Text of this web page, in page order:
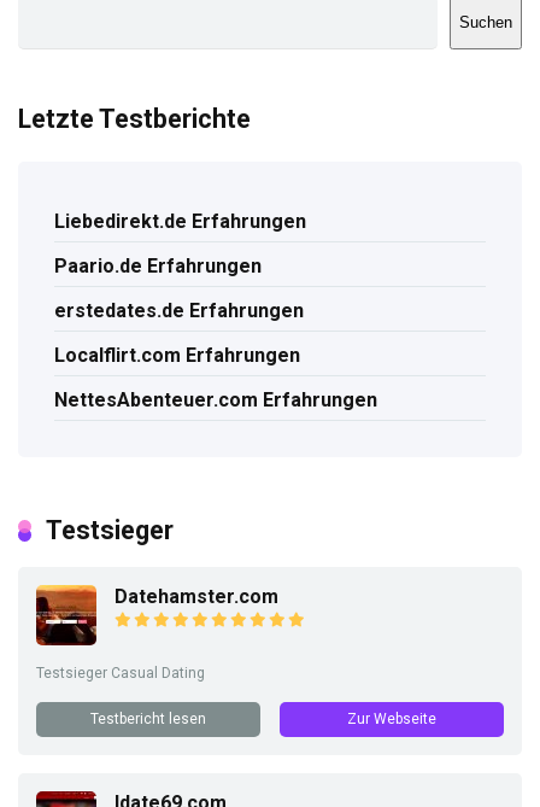
Suchen
Letzte Testberichte
Liebedirekt.de Erfahrungen
Paario.de Erfahrungen
erstedates.de Erfahrungen
Localflirt.com Erfahrungen
NettesAbenteuer.com Erfahrungen
Testsieger
Datehamster.com
Testsieger Casual Dating
Testbericht lesen Zur Webseite